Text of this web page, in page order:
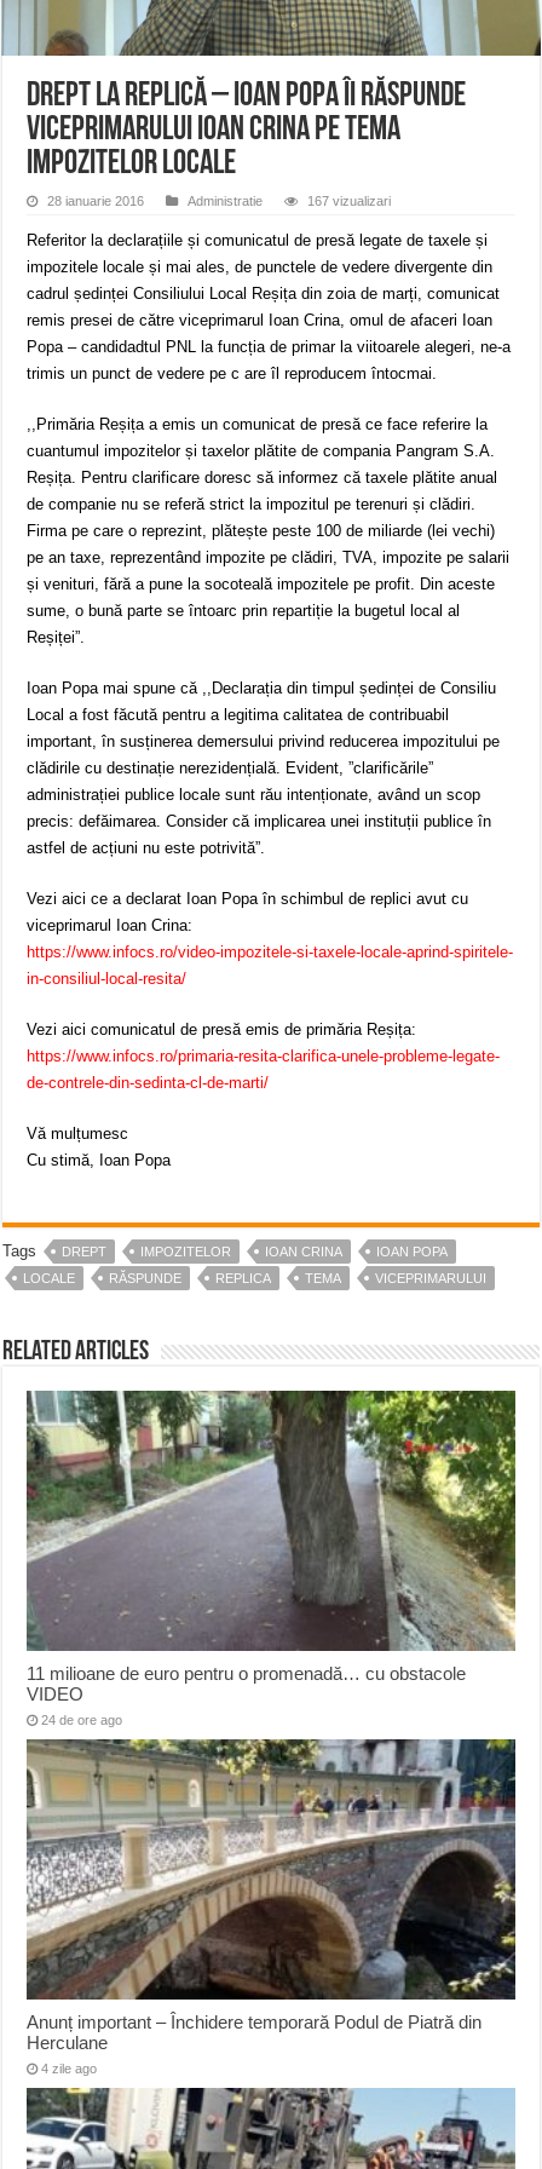
ANUNȚ OPRIRE APĂ în Reșița – avarie – 04.08.2026 – str. Văliugului și
ANUNŢ OPRIRE APĂ în CARANSEBEȘ – 04.08.2026 – avarie – Calea
Drept la replică – Ioan Popa îi răspunde
viceprimarului Ioan Crina pe tema
impozitelor locale
28 ianuarie 2016 Administratie 167 vizualizari
Referitor la declarațiile și comunicatul de presă legate de taxele și
impozitele locale și mai ales, de punctele de vedere divergente din
cadrul ședinței Consiliului Local Reșița din zoia de marți, comunicat
remis presei de către viceprimarul Ioan Crina, omul de afaceri Ioan
Popa – candidadtul PNL la funcția de primar la viitoarele alegeri, ne-a
trimis un punct de vedere pe c are îl reproducem întocmai.
,,Primăria Reșița a emis un comunicat de presă ce face referire la
cuantumul impozitelor și taxelor plătite de compania Pangram S.A.
Reșița. Pentru clarificare doresc să informez că taxele plătite anual
de companie nu se referă strict la impozitul pe terenuri și clădiri.
Firma pe care o reprezint, plătește peste 100 de miliarde (lei vechi)
pe an taxe, reprezentând impozite pe clădiri, TVA, impozite pe salarii
și venituri, fără a pune la socoteală impozitele pe profit. Din aceste
sume, o bună parte se întoarc prin repartiție la bugetul local al
Reșiței”.
Ioan Popa mai spune că ,,Declarația din timpul ședinței de Consiliu
Local a fost făcută pentru a legitima calitatea de contribuabil
important, în susținerea demersului privind reducerea impozitului pe
clădirile cu destinație nerezidențială. Evident, ”clarificările”
administrației publice locale sunt rău intenționate, având un scop
precis: defăimarea. Consider că implicarea unei instituții publice în
astfel de acțiuni nu este potrivită”.
Vezi aici ce a declarat Ioan Popa în schimbul de replici avut cu
viceprimarul Ioan Crina:
https://www.infocs.ro/video-impozitele-si-taxele-locale-aprind-spiritele-
in-consiliul-local-resita/
Vezi aici comunicatul de presă emis de primăria Reșița:
https://www.infocs.ro/primaria-resita-clarifica-unele-probleme-legate-
de-contrele-din-sedinta-cl-de-marti/
Vă mulțumesc
Cu stimă, Ioan Popa
Tags DREPT IMPOZITELOR IOAN CRINA
IOAN POPA
LOCALE
RĂSPUNDE REPLICA TEMA VICEPRIMARULUI
Related Articles
11 milioane de euro pentru o promenadă… cu obstacole
VIDEO
24 de ore ago
Anunț important – Închidere temporară Podul de Piatră din
Herculane
4 zile ago